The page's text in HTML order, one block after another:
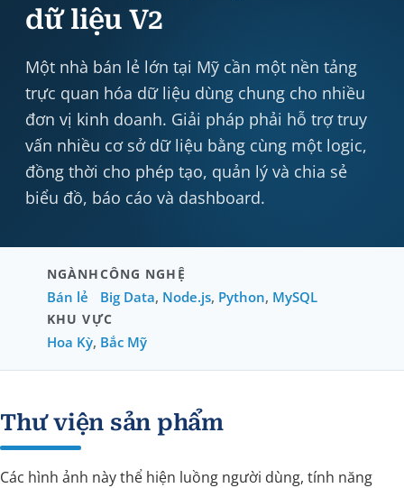
dữ liệu V2
Một nhà bán lẻ lớn tại Mỹ cần một nền tảng
trực quan hóa dữ liệu dùng chung cho nhiều
đơn vị kinh doanh. Giải pháp phải hỗ trợ truy
vấn nhiều cơ sở dữ liệu bằng cùng một logic,
đồng thời cho phép tạo, quản lý và chia sẻ
biểu đồ, báo cáo và dashboard.
NGÀNH
Bán lẻ
CÔNG NGHỆ
Big Data, Node.js, Python, MySQL
KHU VỰC
Hoa Kỳ, Bắc Mỹ
Thư viện sản phẩm
Các hình ảnh này thể hiện luồng người dùng, tính năng